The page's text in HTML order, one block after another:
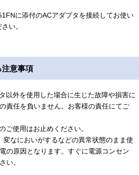
に添付のACアダプタを接続してお使い
い。
意事項
以外を使用した場合に生じた故障や損害に
責任を負いません。お客様の責任にてご
ご使用はお止めください。
変なにおいがするなどの異常状態のまま使
の原因となります。すぐに電源コンセン
い。